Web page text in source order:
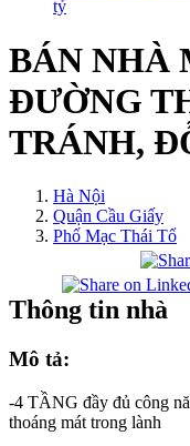
tỷ
BÁN NHÀ
ĐƯỜNG
TRÁNH,
Hà Nội
Quận Cầu Giấy
Phố Mạc Thái Tổ
Thông tin nhà
Mô tả:
-4 TẦNG đầy đủ công
thoáng mát trong lành